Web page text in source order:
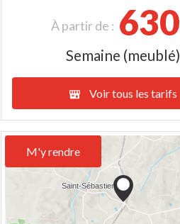
À partir de : 630
Semaine (meublé)
Voir tous les tarifs
M'y rendre